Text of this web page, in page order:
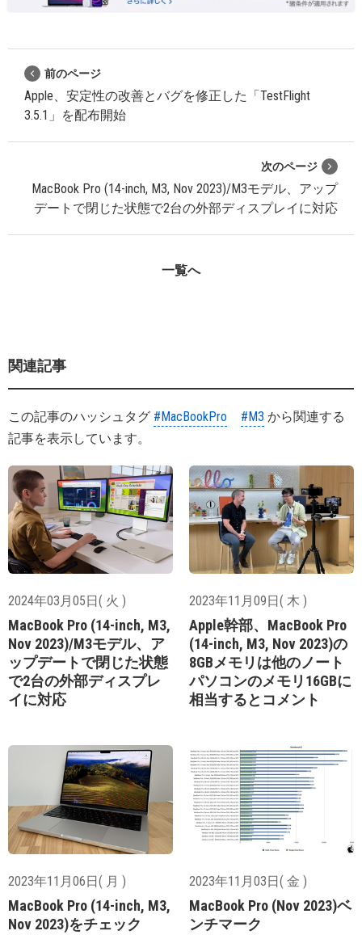
前のページ
Apple、安定性の改善とバグを修正した「TestFlight
3.5.1」を配布開始
次のページ
MacBook Pro (14-inch, M3, Nov 2023)/M3モデル、アップ
デートで閉じた状態で2台の外部ディスプレイに対応
一覧へ
関連記事
この記事のハッシュタグ #MacBookPro #M3 から関連する
記事を表示しています。
2024年03月05日( 火 )
MacBook Pro (14-inch, M3,
Nov 2023)/M3モデル、ア
ップデートで閉じた状態
で2台の外部ディスプレ
イに対応
2023年11月09日( 木 )
Apple幹部、MacBook Pro
(14-inch, M3, Nov 2023)の
8GBメモリは他のノート
パソコンのメモリ16GBに
相当するとコメント
2023年11月06日( 月 )
MacBook Pro (14-inch, M3,
Nov 2023)をチェック
2023年11月03日( 金 )
MacBook Pro (Nov 2023)ベ
ンチマーク